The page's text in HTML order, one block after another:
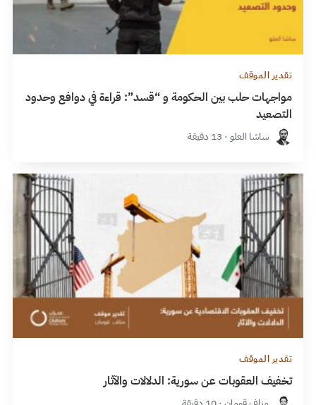
تقدير الموقف
مواجهات حلب بين الحكومة و “قسد”: قراءة في دوافع وحدود
التصعيد
ساشا العلو · 13 دقيقة
تقدير الموقف
تخفيف العقوبات عن سورية: الدلالات والآثار